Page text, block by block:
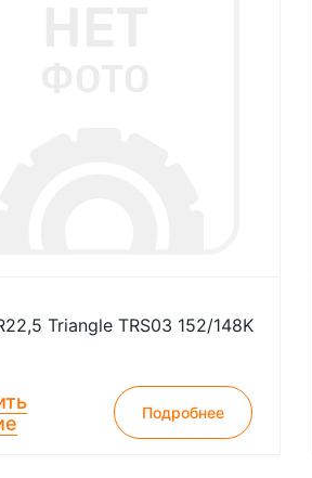
Triangle TRS03 152/148K
Подробнее